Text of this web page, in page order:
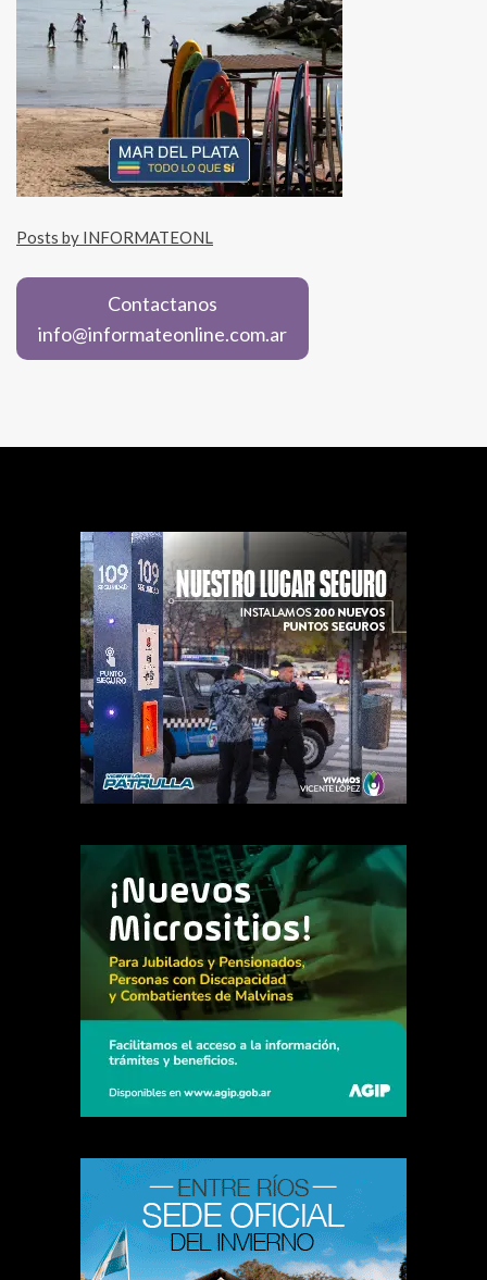
Posts by INFORMATEONL
Contactanos
info@informateonline.com.ar